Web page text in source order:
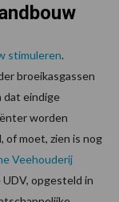
stimuleren.
broeikasgassen
eindige
worden
of moet, zien is nog
Veehouderij
opgesteld in